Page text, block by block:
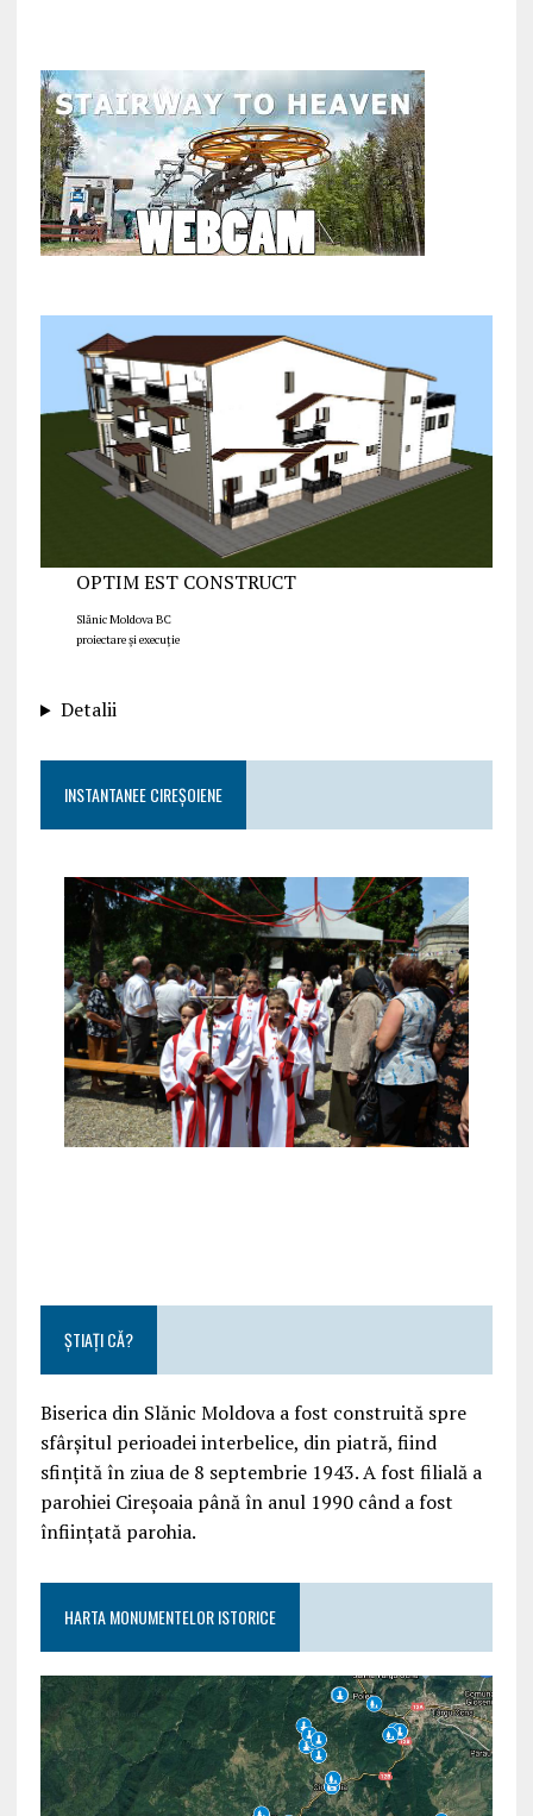
OPTIM EST CONSTRUCT
Slănic Moldova BC
proiectare și execuție
Detalii
INSTANTANEE CIREȘOIENE
ȘTIAȚI CĂ?
Biserica din Slănic Moldova a fost construită spre
sfârşitul perioadei interbelice, din piatră, fiind
sfinţită în ziua de 8 septembrie 1943. A fost filială a
parohiei Cireşoaia până în anul 1990 când a fost
înfiinţată parohia.
HARTA MONUMENTELOR ISTORICE